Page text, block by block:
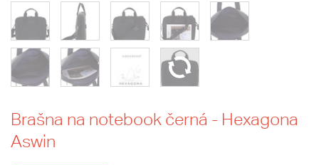
Brašna na notebook černá - Hexagona
Aswin